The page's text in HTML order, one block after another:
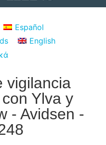
Español
English
vigilancia
Ylva y
- Avidsen -